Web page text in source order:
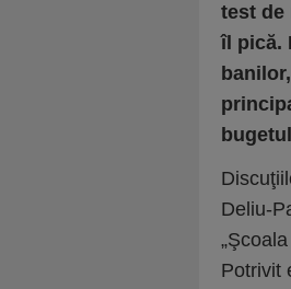
test de
îl pică.
Deliu-
Potrivit